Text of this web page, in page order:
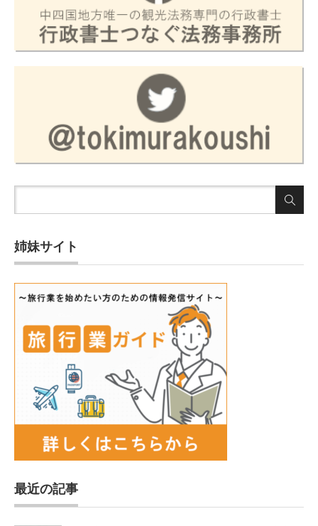
姉妹サイト
最近の記事